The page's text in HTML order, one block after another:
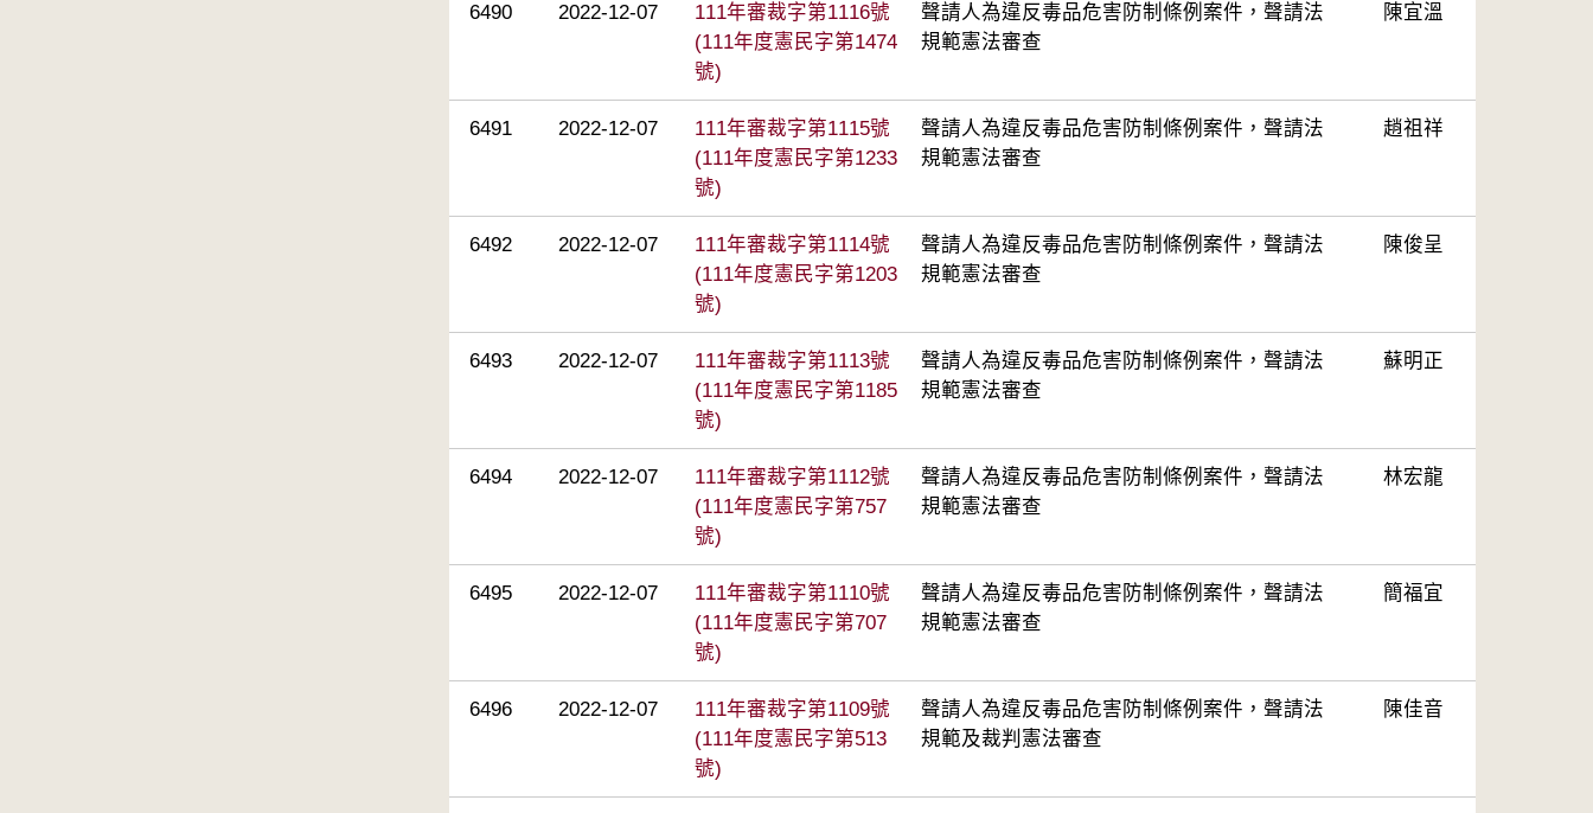
6490 2022-12-07
111年審裁字第1116號
(111年度憲民字第1474
號)
聲請人為違反毒品危害防制條例案件，聲請法
規範憲法審查
陳宜溫
6491 2022-12-07
111年審裁字第1115號
(111年度憲民字第1233
號)
聲請人為違反毒品危害防制條例案件，聲請法
規範憲法審查
趙祖祥
6492 2022-12-07
111年審裁字第1114號
(111年度憲民字第1203
號)
聲請人為違反毒品危害防制條例案件，聲請法
規範憲法審查
陳俊呈
6493 2022-12-07
111年審裁字第1113號
(111年度憲民字第1185
號)
聲請人為違反毒品危害防制條例案件，聲請法
規範憲法審查
蘇明正
6494 2022-12-07
111年審裁字第1112號
(111年度憲民字第757
號)
聲請人為違反毒品危害防制條例案件，聲請法
規範憲法審查
林宏龍
6495 2022-12-07
111年審裁字第1110號
(111年度憲民字第707
號)
聲請人為違反毒品危害防制條例案件，聲請法
規範憲法審查
簡福宜
6496 2022-12-07
111年審裁字第1109號
(111年度憲民字第513
號)
聲請人為違反毒品危害防制條例案件，聲請法
規範及裁判憲法審查
陳佳音